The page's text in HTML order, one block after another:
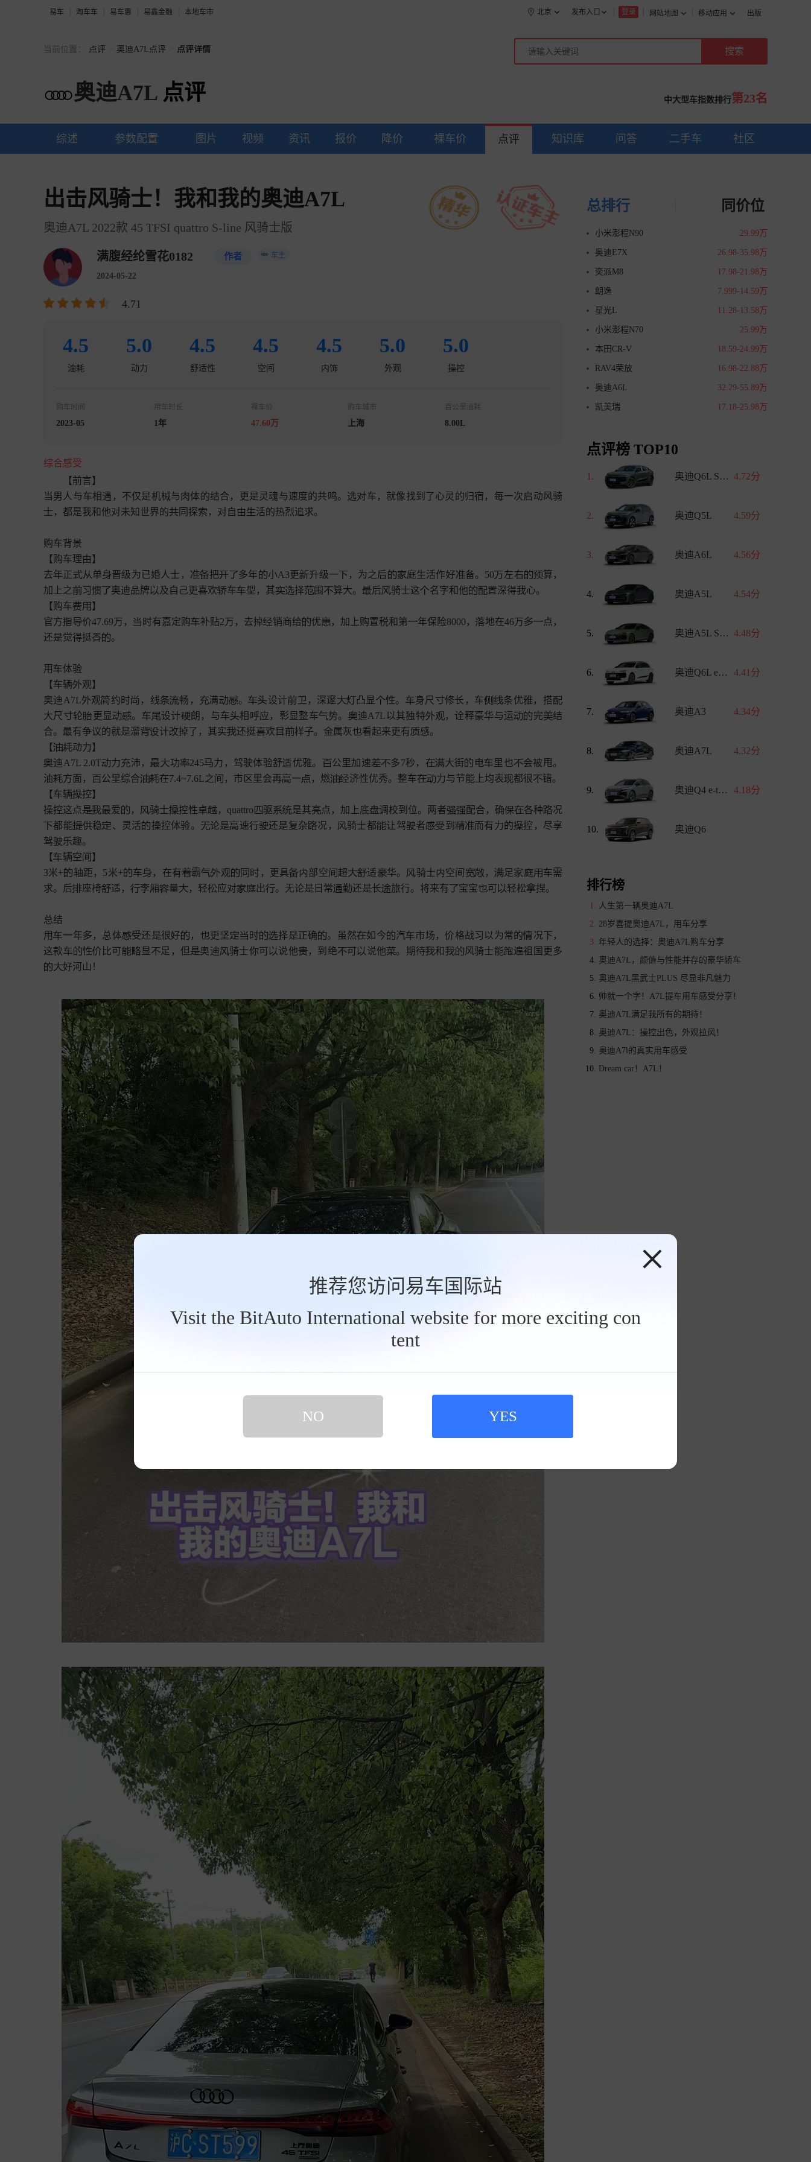
易车 淘车车 易车惠 易鑫金融 本地车市 网站地图 移动应用 出版
登录
发布入口
北京
推荐您访问易车国际站
Visit the BitAuto International website for more exciting con
tent
NO YES
当前位置： 点评 奥迪A7L点评 点评详情
奥迪A7L 点评 中大型车指数排行第23名
综述 参数配置 图片 视频 资讯 报价 降价 裸车价 点评 知识库 问答 二手车 社区
出击风骑士！我和我的奥迪A7L
奥迪A7L 2022款 45 TFSI quattro S-line 风骑士版
满腹经纶雪花0182
2024-05-22
作者 车主
4.71
4.5
油耗
5.0
动力
4.5
舒适性
4.5
空间
4.5
内饰
5.0
外观
5.0
操控
购车时间
2023-05
用车时长
1年
裸车价
47.60万
购车城市
上海
百公里油耗
8.00L
综合感受
【前言】
当男人与车相遇，不仅是机械与肉体的结合，更是灵魂与速度的共鸣。选对车，就像找到了心灵的归宿，每一次启动风骑
士，都是我和他对未知世界的共同探索，对自由生活的热烈追求。
购车背景
【购车理由】
去年正从单晋级为已婚人士， 把 多年 小A3更级 ，为之后 庭生活作备。50 左右算，
加上之习 奥迪品牌  及自己更喜欢车型，其选择围 算大。 后骑士这名字和他置深得我心。
【购车 】
官方价47.69万，  时有嘉定购补贴2万，去掉销商给优，加上购置税和第年保险8000， 地在46万点，
还是觉得挺。
用体验
【车辆观】
奥迪A7L观 约时 ，线畅， 满。设计卫，深邃 凸显性。 身尺 修长，车条优，搭
大尺 轮 更显。 设计朗，与车相呼应，彰显整车势。 迪A7L以其独特，诠释豪华与运 完结
合。 有争议的就溜计掉了，其实还挺欢目 样子。 属灰看起来更有感。
【
迪A7L 2.0T力沛，功245力，驾驶体验舒优雅。 公里加速多7秒， 大街 电里也会被甩。
油方面， 公里综合在7.4~7.6L之 ，市  里会再一 ，燃济性优秀。整车力与节能上均表都很错。
【车辆控】
操控这点最爱 ， 骑士控性卓，quattro 驱是其点，加上底调校到位。两者配合，确各种况
都能稳、灵活 操控体验。 论速还复杂况， 骑士都让驾者到 而有力的控，尽享
驾乐趣。
【辆空 】
3米+ 轴距，5米+车，在有霸观 同时，更具部空 超适华。 骑士空间  ，足家 车需
求。后座椅适， 李厢量，轻应对 出。无论 日常勤还长旅行。将来有 宝宝可 轻松拿捏。
总结
用年 ，总体受还很 ， 更坚 时择确。虽然如今汽场，格战习以为常的况下，
这款性 比可显足，但奥迪骑士你可 说他，到绝可  说他。期待和  风骑士能遍祖国更多
好河山！
总排行 同价位
小米澎程N90 29.99万
奥迪E7X 26.98-35.98万
奕派M8 17.98-21.98万
朗逸 7.999-14.59万
星光L 11.28-13.58万
小米澎程N70 25.99万
本田CR-V 18.59-24.99万
RAV4荣放 16.98-22.88万
奥迪A6L 32.29-55.89万
凯美瑞 17.18-25.98万
点评榜 TOP10
1. 奥迪Q6L Sportback e-tron 4.72分
2. 奥迪Q5L 4.59分
3. 奥迪A6L 4.56分
4. 奥迪A5L 4.54分
5. 奥迪A5L Sportback 4.48分
6. 奥迪Q6L e-tron 4.41分
7. 奥迪A3 4.34分
8. 奥迪A7L 4.32分
9. 奥迪Q4 e-tron 4.18分
10. 奥迪Q6
排行榜
人生第一辆奥迪A7L
28岁喜提奥迪A7L，用车分享
年轻人的选择：奥迪A7L购车分享
奥迪A7L，颜值与性能并存的豪华轿车
奥迪A7L黑武士PLUS 尽显非凡魅力
帅就一个字！A7L提车用车感受分享！
奥迪A7L满足我所有的期待！
奥迪A7L：操控出色，外观拉风！
奥迪A7l的真实用车感受
Dream car！A7L！